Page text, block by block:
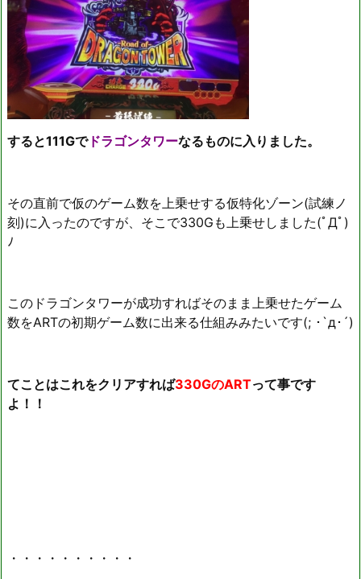
すると111Gでドラゴンタワーなるものに入りました。
その直前で仮のゲーム数を上乗せする仮特化ゾーン(試練ノ
刻)に入ったのですが、そこで330Gも上乗せしました(ﾟДﾟ)
ﾉ
このドラゴンタワーが成功すればそのまま上乗せたゲーム
数をARTの初期ゲーム数に出来る仕組みみたいです(; ･`д･´)
てことはこれをクリアすれば330GのARTって事です
よ！！
・・・・・・・・・・